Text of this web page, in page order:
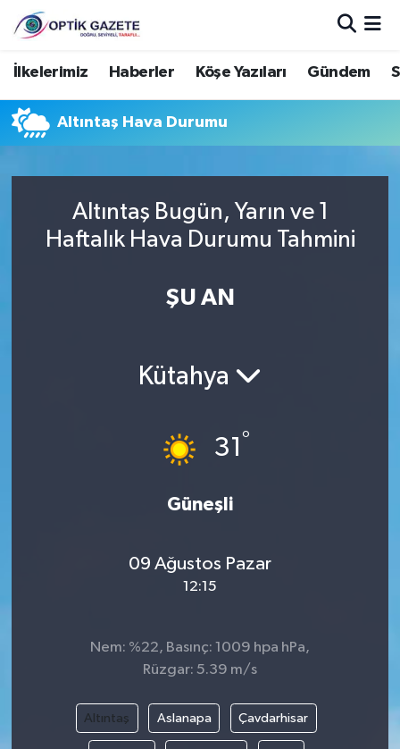
İlkelerimiz Haberler Köşe Yazıları Gündem
Altıntaş Hava Durumu
Altıntaş Bugün, Yarın ve 1
Haftalık Hava Durumu Tahmini
ŞU AN
Kütahya
31 °
Güneşli
09 Ağustos Pazar
12:15
Nem: %22, Basınç: 1009 hpa hPa,
Rüzgar: 5.39 m/s
Altıntaş Aslanapa Çavdarhisar
Nöbetçi Eczaneler
Hava Durumu
Trafik Durumu
Süper Lig Puan Durumu ve Fikstür